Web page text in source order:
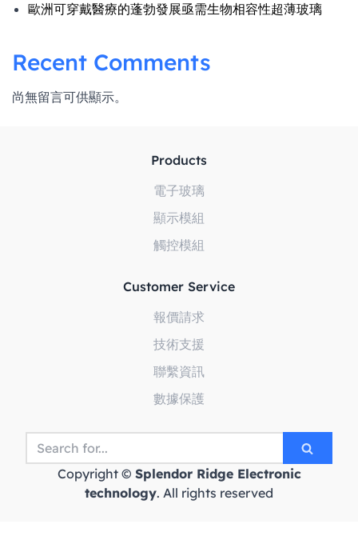
歐洲可穿戴醫療的蓬勃發展亟需生物相容性超薄玻璃
Recent Comments
尚無留言可供顯示。
Products
電子玻璃
顯示模組
觸控模組
Customer Service
報價請求
技術支援
聯繫資訊
數據保護
Copyright © Splendor Ridge Electronic
technology. All rights reserved